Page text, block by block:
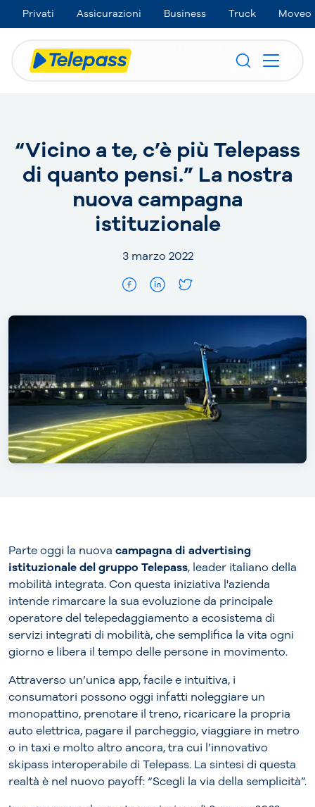
Privati Assicurazioni Business Truck Moveo
“Vicino a te, c’è più Telepass
di quanto pensi.” La nostra
nuova campagna
istituzionale
3 marzo 2022
Parte oggi la nuova campagna di advertising
istituzionale del gruppo Telepass, leader italiano della
mobilità integrata. Con questa iniziativa l'azienda
intende rimarcare la sua evoluzione da principale
operatore del telepedaggiamento a ecosistema di
servizi integrati di mobilità, che semplifica la vita ogni
giorno e libera il tempo delle persone in movimento.
Attraverso un’unica app, facile e intuitiva, i
consumatori possono oggi infatti noleggiare un
monopattino, prenotare il treno, ricaricare la propria
auto elettrica, pagare il parcheggio, viaggiare in metro
o in taxi e molto altro ancora, tra cui l’innovativo
skipass interoperabile di Telepass. La sintesi di questa
realtà è nel nuovo payoff: “Scegli la via della semplicità”.